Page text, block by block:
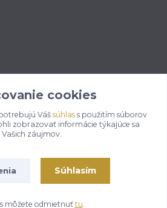
cookies
Váš súhlass použitím súborov
zobrazovať informácie týkajúce sa
Vašich záujmov.
Súhlasím
môžete odmietnuť tu